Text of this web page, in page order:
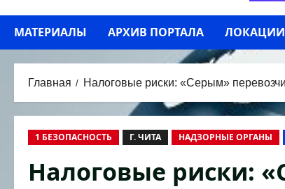
МАТЕРИАЛЫ АРХИВ ПОРТАЛА ЛОКАЦИИ
Главная Налоговые риски: «Серым»
1 БЕЗОПАСНОСТЬ Г. ЧИТА НАДЗОРНЫЕ ОРГАНЫ
Налоговые риски: